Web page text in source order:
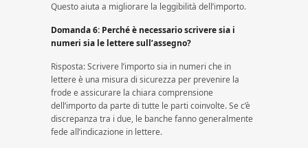
Questo aiuta a migliorare la leggibilità dell’importo.
Domanda 6: Perché è necessario scrivere sia i
numeri sia le lettere sull’assegno?
Risposta: Scrivere l’importo sia in numeri che in
lettere è una misura di sicurezza per prevenire la
frode e assicurare la chiara comprensione
dell’importo da parte di tutte le parti coinvolte. Se c’è
discrepanza tra i due, le banche fanno generalmente
fede all’indicazione in lettere.